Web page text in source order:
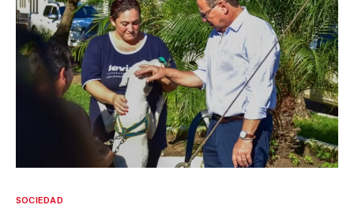
SOCIEDAD